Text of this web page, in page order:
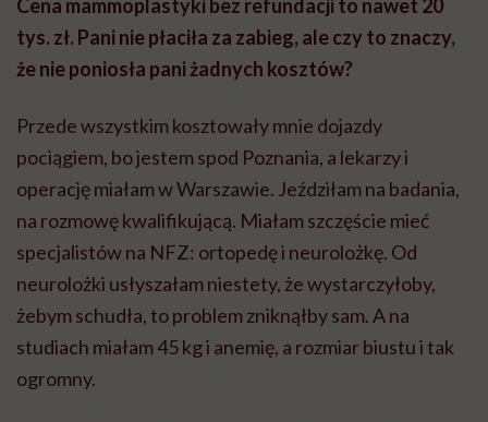
Cena mammoplastyki bez refundacji to nawet 20
tys. zł. Pani nie płaciła za zabieg, ale czy to znaczy,
że nie poniosła pani żadnych kosztów?
Przede wszystkim kosztowały mnie dojazdy
pociągiem, bo jestem spod Poznania, a lekarzy i
operację miałam w Warszawie. Jeździłam na badania,
na rozmowę kwalifikującą. Miałam szczęście mieć
specjalistów na NFZ: ortopedę i neurolożkę. Od
neurolożki usłyszałam niestety, że wystarczyłoby,
żebym schudła, to problem zniknąłby sam. A na
studiach miałam 45 kg i anemię, a rozmiar biustu i tak
ogromny.